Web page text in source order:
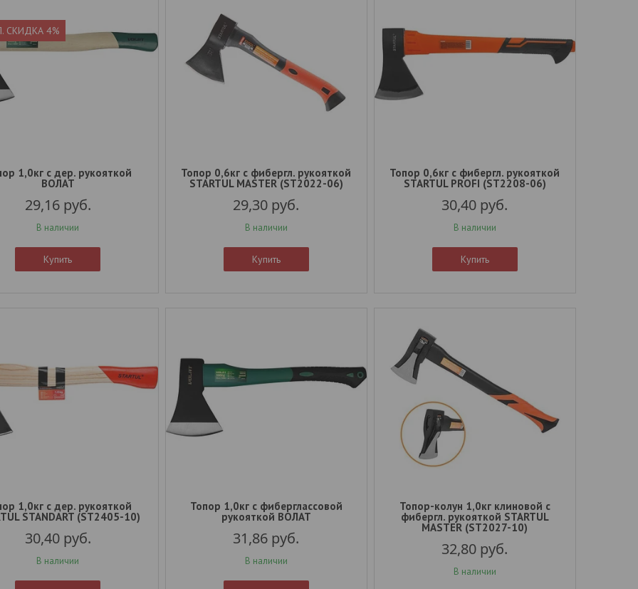
СКИДКА 4%
1,0кг с дер. рукояткой
ВОЛАТ
29,16 руб.
В наличии
Купить
Топор 0,6кг с фибергл. рукояткой
STARTUL MASTER (ST2022-06)
29,30 руб.
В наличии
Купить
Топор 0,6кг с фибергл. рукояткой
STARTUL PROFI (ST2208-06)
30,40 руб.
В наличии
Купить
1,0кг с дер. рукояткой
STANDART (ST2405-10)
30,40 руб.
В наличии
Топор 1,0кг с фиберглассовой
рукояткой ВОЛАТ
31,86 руб.
В наличии
Топор-колун 1,0кг клиновой с
фибергл. рукояткой STARTUL
MASTER (ST2027-10)
32,80 руб.
В наличии